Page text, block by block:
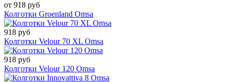
от 918 руб
Колготки Groenland Omsa
918 руб
Колготки Velour 70 XL Omsa
918 руб
Колготки Velour 120 Omsa